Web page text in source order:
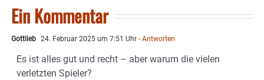
Ein Kommentar
Gottlieb 24. Februar 2025 um 7:51 Uhr - Antworten
Es ist alles gut und recht – aber warum die vielen
verletzten Spieler?